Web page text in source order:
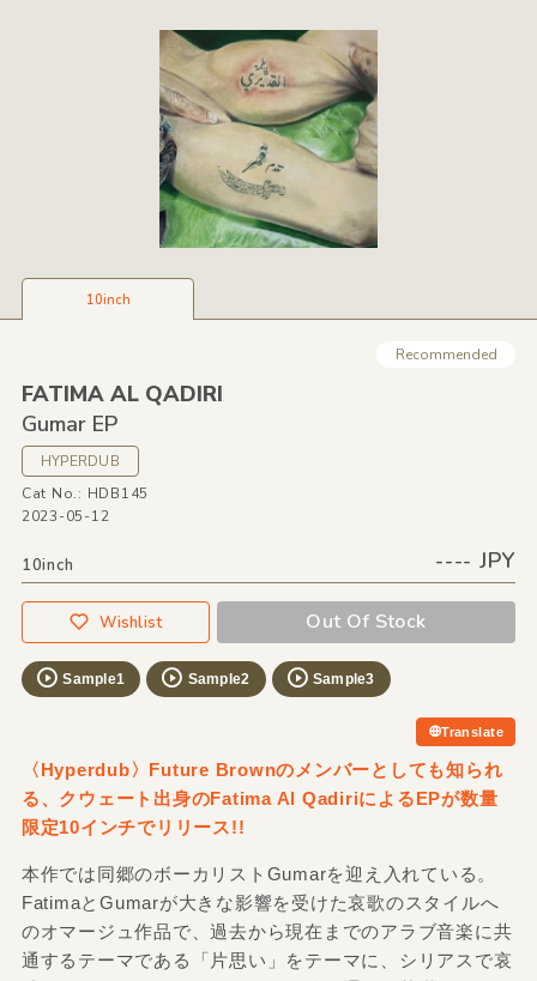
10inch
Recommended
FATIMA AL QADIRI
Gumar EP
HYPERDUB
Cat No.: HDB145
2023-05-12
10inch ---- JPY
Wishlist Out Of Stock
Sample1 Sample2 Sample3
Translate
〈Hyperdub〉Future Brownのメンバーとしても知られ
る、クウェート出身のFatima Al QadiriによるEPが数量
限定10インチでリリース!!
本作では同郷のボーカリストGumarを迎え入れている。
FatimaとGumarが大きな影響を受けた哀歌のスタイルへ
のオマージュ作品で、過去から現在までのアラブ音楽に共
通するテーマである「片思い」をテーマに、シリアスで哀